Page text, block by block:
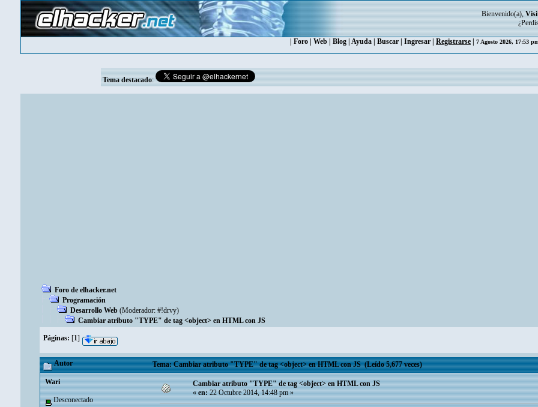
Bienvenido(a),
Foro Web Blog Ayuda Buscar Ingresar Registrarse 7 Agosto 2026, 17:53
Tema destacado:
Foro de elhacker.net
Programación
Desarrollo Web (Moderador: #!drvy)
Cambiar atributo "TYPE" de tag <object> en HTML con JS
Páginas: [1]
Autor Tema: Cambiar atributo "TYPE" de tag <object> en HTML con JS (Leído 5,677 veces)
Wari
Desconectado
Cambiar atributo "TYPE" de tag <object> en HTML con JS
«en:22 Octubre 2014, 14:48 pm »